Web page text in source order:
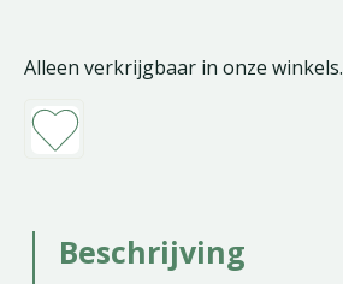
Alleen verkrijgbaar in onze winkels.
Beschrijving